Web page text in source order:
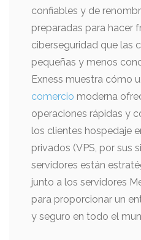
confiables y de
preparadas para hacer
ciberseguridad que las
pequeñas y menos
Exness muestra cómo
comercio moderna
operaciones rápidas y
los clientes hospedaje
privados (VPS, por sus
servidores están
junto a los servidores
para proporcionar un
y seguro en todo el